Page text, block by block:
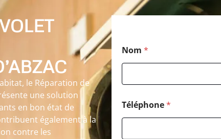
le Réparation de
une solution
en bon état de
également à la
contre les
Nom *
Téléphone*